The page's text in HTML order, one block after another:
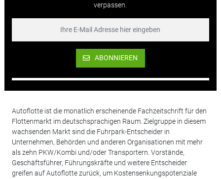
verpassen.
ABONNIEREN
Autoflotte ist die monatlich erscheinende Fachzeitschrift für den
Flottenmarkt im deutschsprachigen Raum. Zielgruppe in diesem
wachsenden Markt sind die Fuhrpark-Entscheider in
Unternehmen, Behörden und anderen Organisationen mit mehr
als zehn PKW/Kombi und/oder Transportern. Vorstände,
Geschäftsführer, Führungskräfte und weitere Entscheider
greifen auf Autoflotte zurück, um Kostensenkungspotenziale